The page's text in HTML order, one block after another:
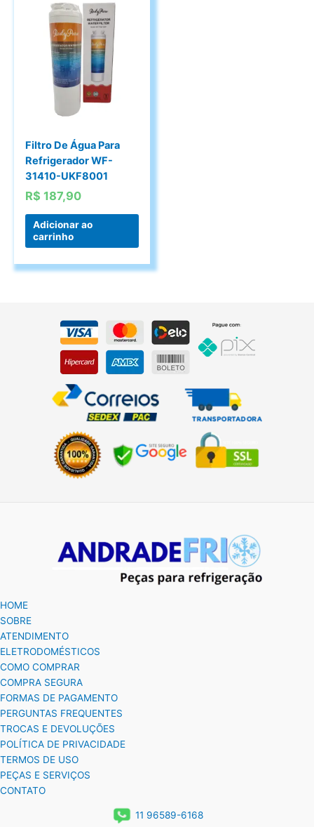
Filtro De Água Para
Refrigerador WF-
31410-UKF8001
R$ 187,90
Adicionar ao
carrinho
HOME
SOBRE
ATENDIMENTO
ELETRODOMÉSTICOS
COMO COMPRAR
COMPRA SEGURA
FORMAS DE PAGAMENTO
PERGUNTAS FREQUENTES
TROCAS E DEVOLUÇÕES
POLÍTICA DE PRIVACIDADE
TERMOS DE USO
PEÇAS E SERVIÇOS
CONTATO
11 96589-6168